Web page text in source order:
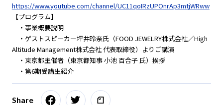
https://www.youtube.com/channel/UC11qoIRzUPOnrAp3mtjWRww
【プログラム】
・事業概要説明
・ゲストスピーカー坪井玲奈氏（FOOD JEWELRY株式会社／High
Altitude Management株式会社 代表取締役）よりご講演
・東京都主催者（東京都知事 小池 百合子 氏）挨拶
・第6期受講生紹介
Share